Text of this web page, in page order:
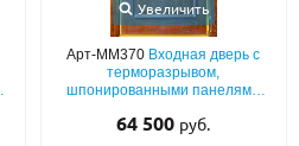
Увеличить
Арт-ММ370 Входная дверь с
терморазрывом,
шпонированными панелями
этнорисунком
64 500 руб.